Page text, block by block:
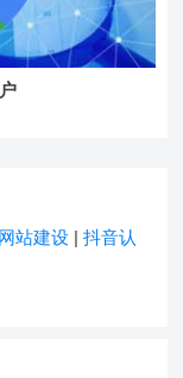
网站建设 |抖音认